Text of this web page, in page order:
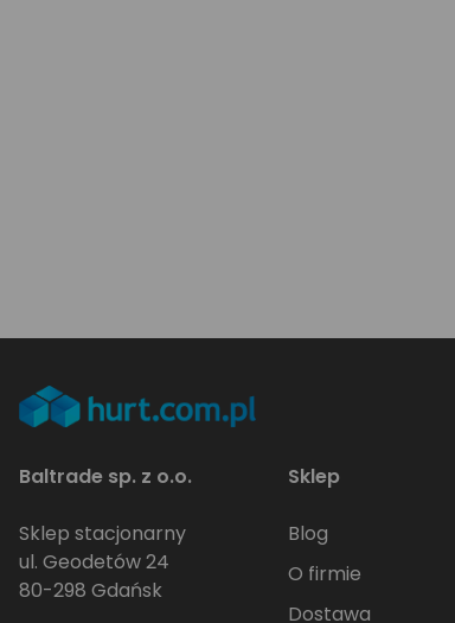
Baltrade sp. z o.o.
Sklep stacjonarny
ul. Geodetów 24
80-298 Gdańsk
Sklep
Blog
O firmie
Dostawa